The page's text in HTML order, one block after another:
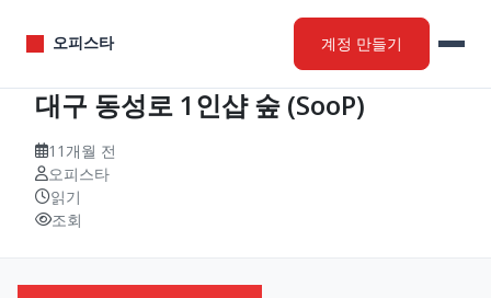
오피스타 계정 만들기
대구 동성로 1인샵 숲 (SooP)
11개월 전
오피스타
읽기
조회